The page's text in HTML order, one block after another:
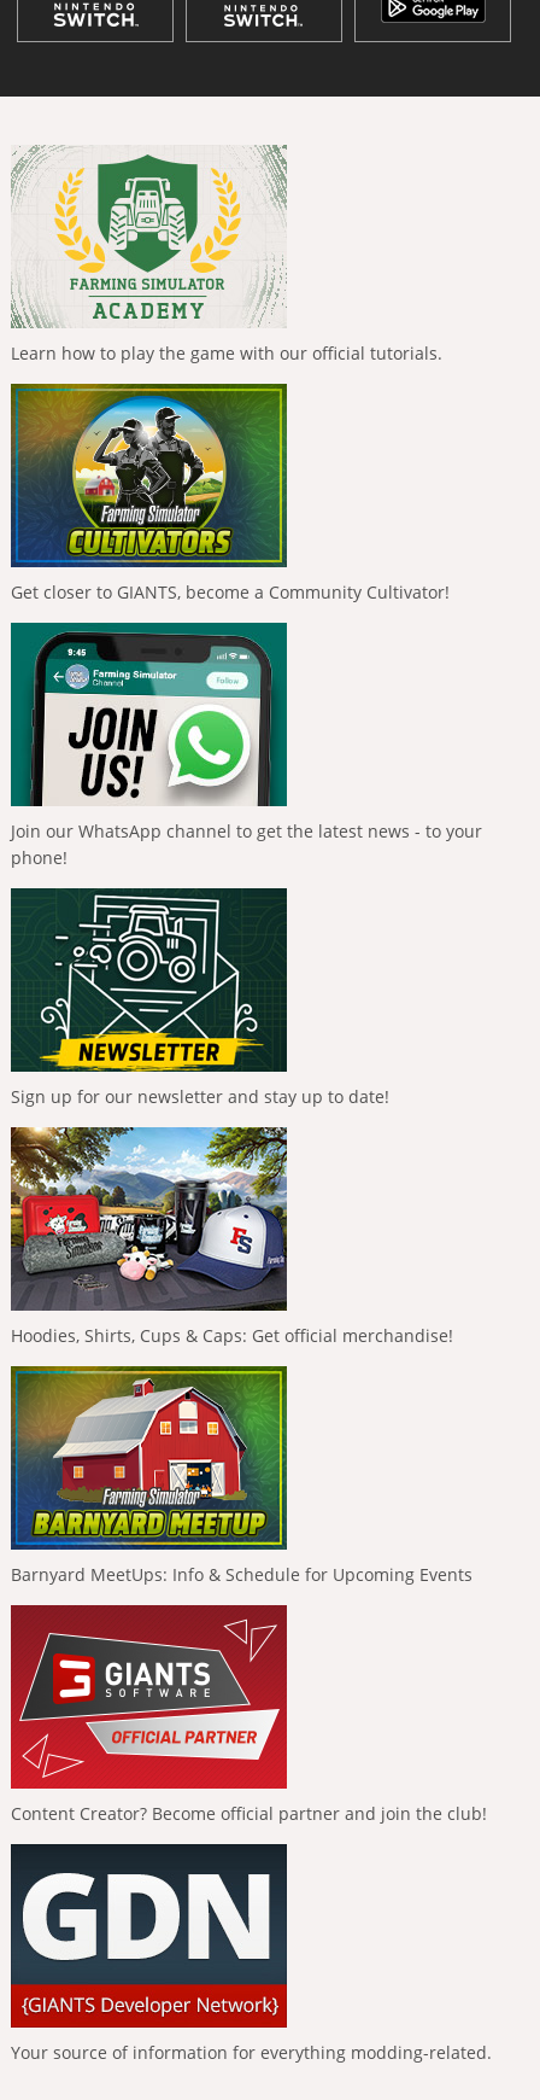
Learn how to play the game with our official tutorials.
Get closer to GIANTS, become a Community Cultivator!
Join our WhatsApp channel to get the latest news - to your
phone!
Sign up for our newsletter and stay up to date!
Hoodies, Shirts, Cups & Caps: Get official merchandise!
Barnyard MeetUps: Info & Schedule for Upcoming Events
Content Creator? Become official partner and join the club!
Your source of information for everything modding-related.